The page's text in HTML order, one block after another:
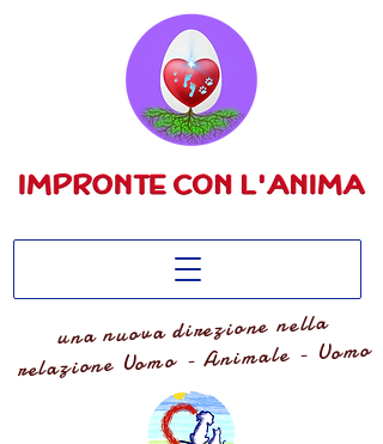
una nuova direzione nella
relazione Uomo - Animale - Uomo